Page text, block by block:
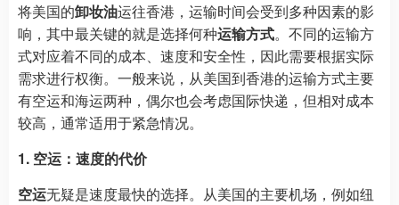
将美国的卸妆油运往香港，运输时间会受到多种因素的影
响，其中最关键的就是选择何种运输方式。不同的运输方
式对应着不同的成本、速度和安全性，因此需要根据实际
需求进行权衡。一般来说，从美国到香港的运输方式主要
有空运和海运两种，偶尔也会考虑国际快递，但相对成本
较高，通常适用于紧急情况。
1. 空运：速度的代价
空运无疑是速度最快的选择。从美国的主要机场，例如纽